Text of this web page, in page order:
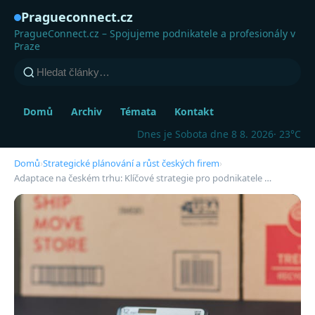
Pragueconnect.cz
PragueConnect.cz – Spojujeme podnikatele a profesionály v
Praze
Domů Archiv Témata
Kontakt
Dnes je Sobota dne 8 8. 2026· 23°C
Domů›Strategické plánování a růst českých firem›
Adaptace na českém trhu: Klíčové strategie pro podnikatele …